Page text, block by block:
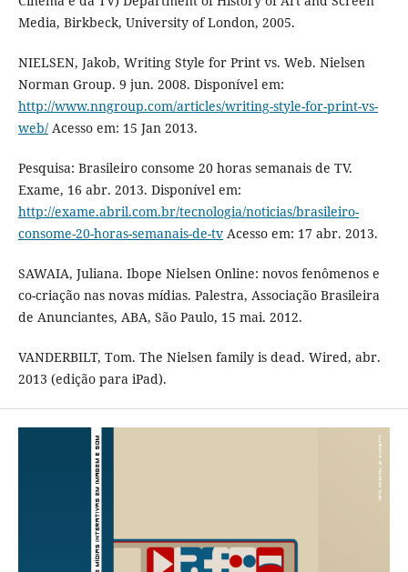
Media, Birkbeck, University of London, 2005.
NIELSEN, Jakob, Writing Style for Print vs. Web. Nielsen
Norman Group. 9 jun. 2008. Disponível em:
http://www.nngroup.com/articles/writing-style-for-print-vs-
web/Acesso em: 15 Jan 2013.
Pesquisa: Brasileiro consome 20 horas semanais de TV.
Exame, 16 abr. 2013. Disponível em:
http://exame.abril.com.br/tecnologia/noticias/brasileiro-
consome-20-horas-semanais-de-tvAcesso em: 17 abr. 2013.
SAWAIA, Juliana. Ibope Nielsen Online: novos fenômenos e
co-criação nas novas mídias. Palestra, Associação Brasileira
de Anunciantes, ABA, São Paulo, 15 mai. 2012.
VANDERBILT, Tom. The Nielsen family is dead. Wired, abr.
2013 (edição para iPad).